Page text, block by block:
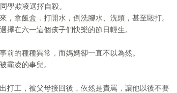
學欺凌選擇自殺。
拿飯盒，打開水，倒洗腳水、洗頭，甚至毆打。
在六一這個孩子們快樂的節日輕生。
的種種異常，而媽媽卻一直不以為然。
霸凌的事兒。
打工，被父母接回後，依然是責罵，讓他以後不要